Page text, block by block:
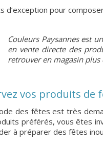
d’exception pour
Couleurs Paysannes est
en vente directe des
retrouver en magasin
vos produits de
des fêtes est très
préférés, vous êtes
à préparer des fêtes